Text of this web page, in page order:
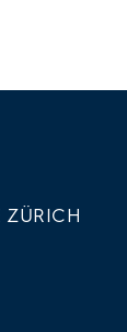
ZÜRICH